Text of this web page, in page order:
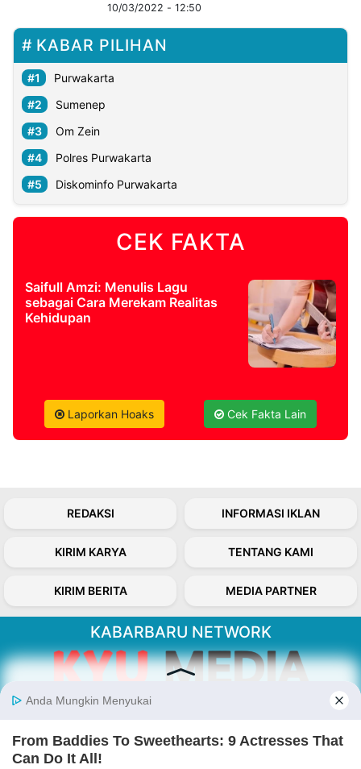
Kabarbaru.co
2026
PT.
Media
Holding
10/03/2022 - 12:50
KABAR PILIHAN
Purwakarta
Sumenep
Om Zein
Polres Purwakarta
Diskominfo Purwakarta
CEK FAKTA
Saifull Amzi: Menulis Lagu
sebagai Cara Merekam Realitas
Kehidupan
Laporkan Hoaks Cek Fakta Lain
REDAKSI INFORMASI IKLAN
KIRIM KARYA TENTANG KAMI
KIRIM BERITA MEDIA PARTNER
KABARBARU NETWORK
Kabarbaru.co menyajikan berita aktual dan